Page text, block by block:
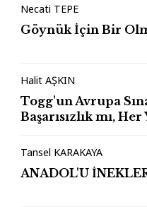
Necati TEPE
Göynük İçin Bir
Halit AŞKIN
Togg'un Avrupa
Başarısızlık mı, Her
Tansel KARAKAYA
ANADOL'U